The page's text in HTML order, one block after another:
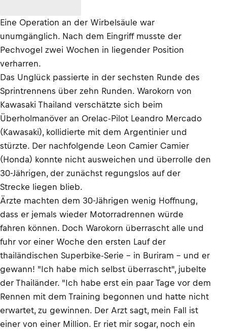
Eine Operation an der Wirbelsäule war
unumgänglich. Nach dem Eingriff musste der
Pechvogel zwei Wochen in liegender Position
verharren.
Das Unglück passierte in der sechsten Runde des
Sprintrennens über zehn Runden. Warokorn von
Kawasaki Thailand verschätzte sich beim
Überholmanöver an Orelac-Pilot Leandro Mercado
(Kawasaki), kollidierte mit dem Argentinier und
stürzte. Der nachfolgende Leon Camier Camier
(Honda) konnte nicht ausweichen und überrolle den
30-Jährigen, der zunächst regungslos auf der
Strecke liegen blieb.
Ärzte machten dem 30-Jährigen wenig Hoffnung,
dass er jemals wieder Motorradrennen würde
fahren können. Doch Warokorn überrascht alle und
fuhr vor einer Woche den ersten Lauf der
thailändischen Superbike-Serie – in Buriram – und er
gewann! "Ich habe mich selbst überrascht", jubelte
der Thailänder. "Ich habe erst ein paar Tage vor dem
Rennen mit dem Training begonnen und hatte nicht
erwartet, zu gewinnen. Der Arzt sagt, mein Fall ist
einer von einer Million. Er riet mir sogar, noch ein